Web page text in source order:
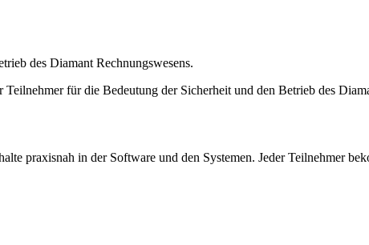
des Diamant Rechnungswesens.
für die Bedeutung der Sicherheit und den Betrieb des
praxisnah in der Software und den Systemen. Jeder Teilnehmer